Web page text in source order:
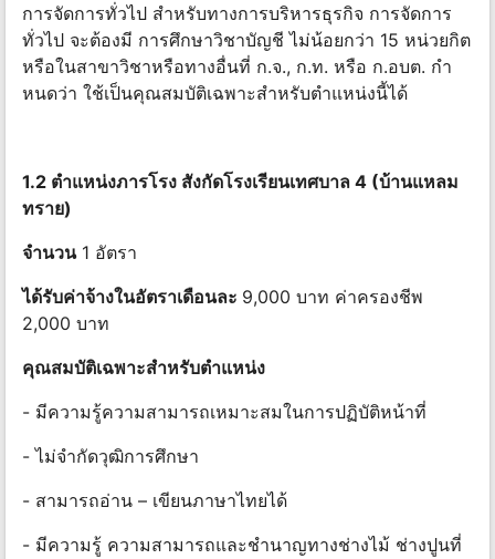
การจัดการทั่วไป สําหรับทางการบริหารธุรกิจ การจัดการ
ทั่วไป จะต้องมี การศึกษาวิชาบัญชี ไม่น้อยกว่า 15 หน่วยกิต
หรือในสาขาวิชาหรือทางอื่นที่ ก.จ., ก.ท. หรือ ก.อบต. กํา
หนดว่า ใช้เป็นคุณสมบัติเฉพาะสําหรับตําแหน่งนี้ได้
1.2 ตําแหน่งภารโรง สังกัดโรงเรียนเทศบาล 4 (บ้านแหลม
ทราย)
จํานวน1 อัตรา
ได้รับค่าจ้างในอัตราเดือนละ 9,000 บาท ค่าครองชีพ
2,000 บาท
คุณสมบัติเฉพาะสําหรับตําแหน่ง
- มีความรู้ความสามารถเหมาะสมในการปฏิบัติหน้าที่
- ไม่จํากัดวุฒิการศึกษา
- สามารถอ่าน – เขียนภาษาไทยได้
- มีความรู้ ความสามารถและชํานาญทางช่างไม้ ช่างปูนที่